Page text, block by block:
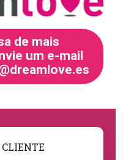
de mais
um e-mail
CLIENTE